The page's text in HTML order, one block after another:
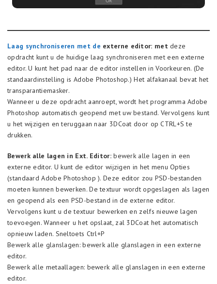
Laag synchroniseren met de externe editor: met deze
opdracht kunt u de huidige laag synchroniseren met een externe
editor. U kunt het pad naar de editor instellen in Voorkeuren. (De
standaardinstelling is Adobe Photoshop.) Het alfakanaal bevat het
transparantiemasker.
Wanneer u deze opdracht aanroept, wordt het programma Adobe
Photoshop automatisch geopend met uw bestand. Vervolgens kunt
u het wijzigen en teruggaan naar 3DCoat door op CTRL+S te
drukken.
Bewerk alle lagen in Ext. Editor:bewerk alle lagen in een
externe editor. U kunt de editor wijzigen in het menu Opties
(standaard Adobe Photoshop ). Deze editor zou PSD-bestanden
moeten kunnen bewerken. De textuur wordt opgeslagen als lagen
en geopend als een PSD-bestand in de externe editor.
Vervolgens kunt u de textuur bewerken en zelfs nieuwe lagen
toevoegen. Wanneer u het opslaat, zal 3DCoat het automatisch
opnieuw laden. Sneltoets Ctrl+P
Bewerk alle glanslagen: bewerk alle glanslagen in een externe
editor.
Bewerk alle metaallagen: bewerk alle glanslagen in een externe
editor.